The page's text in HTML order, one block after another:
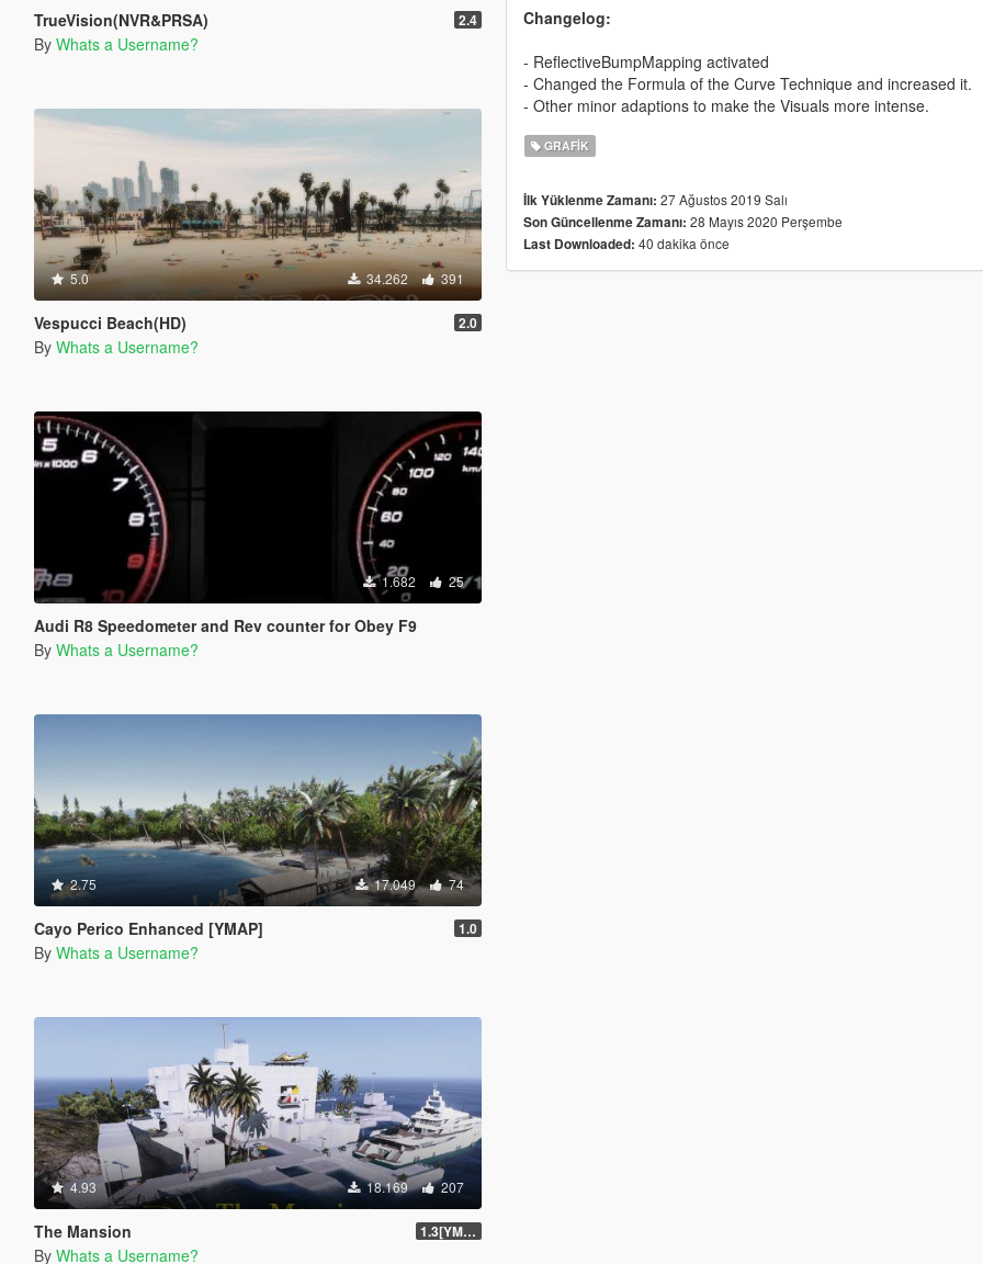
TrueVision(NVR&PRSA) 2.4
By Whats a Username?
5.0 34.262 391
Vespucci Beach(HD) 2.0
By Whats a Username?
1.682 25
Audi R8 Speedometer and Rev counter for Obey F9
By Whats a Username?
2.75 17.049 74
Cayo Perico Enhanced [YMAP] 1.0
By Whats a Username?
4.93 18.169 207
The Mansion 1.3[YMAP]
By Whats a Username?
Changelog:
- ReflectiveBumpMapping activated
- Changed the Formula of the Curve Technique and increased it.
- Other minor adaptions to make the Visuals more intense.
GRAFIK
İlk Yüklenme Zamanı: 27 Ağustos 2019 Salı
Son Güncellenme Zamanı: 28 Mayıs 2020 Perşembe
Last Downloaded: 40 dakika önce